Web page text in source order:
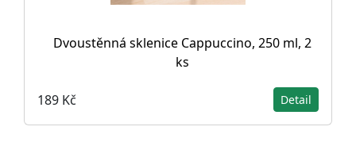
Dvoustěnná sklenice Cappuccino, 250 ml, 2
ks
189 Kč Detail